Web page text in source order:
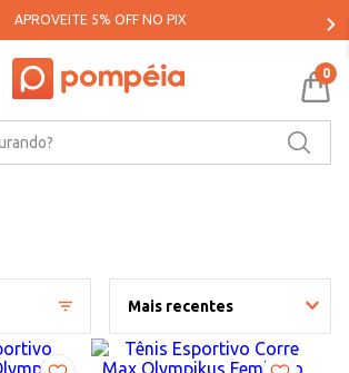
PARCELE SUAS COMPRAS EM ATÉ 5X SEM JUROS*
0
Mais recentes